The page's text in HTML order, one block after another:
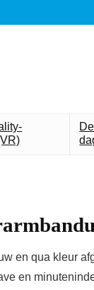
en qua kleur
en